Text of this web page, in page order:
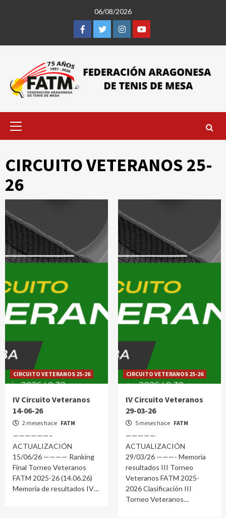
06/08/2026
Facebook
TwitterInstagramYoutube
Menú
CIRCUITO VETERANOS 25-
26
CIRCUITO VETERANOS 25-26
IV Circuito Veteranos
14-06-26
2 meses hace FATM
——————–
ACTUALIZACIÓN
15/06/26 ———— Ranking
Final Torneo Veteranos
FATM 2025-26 (14.06.26)
Memoria de resultados IV
CIRCUITO VETERANOS 25-26
IV Circuito Veteranos
29-03-26
5 meses hace FATM
—————
ACTUALIZACIÓN
29/03/26 ———- Memoria
resultados III Torneo
Veteranos FATM 2025-
2026 Clasificación III
Torneo Veteranos